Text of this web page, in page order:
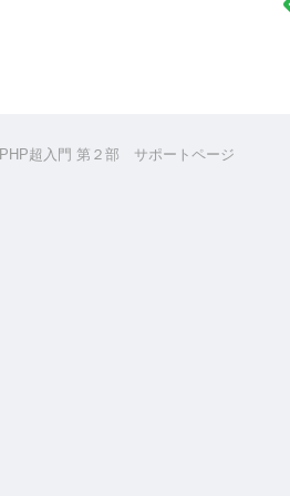
PHP超入門 第２部 サポートページ